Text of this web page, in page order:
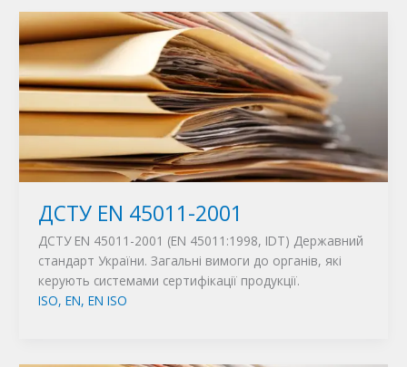
ДСТУ EN 45011-2001
ДСТУ EN 45011-2001 (ЕN 45011:1998, IDТ) Державний
стандарт України. Загальні вимоги до органів, які
керують системами сертифікації продукції.
ISO, EN, EN ISO